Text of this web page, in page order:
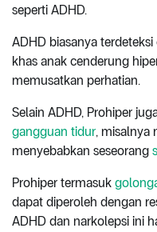
seperti ADHD.
ADHD biasanya
khas anak cenderung
memusatkan perhatian.
Selain ADHD, Prohiper
gangguan tidur, misalnya
menyebabkan seseorang
Prohiper termasuk
dapat diperoleh dengan
ADHD dan narkolepsi ini